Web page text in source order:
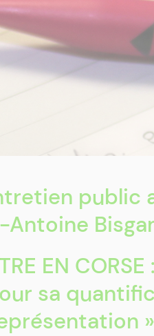
public
Antoine
EN
sa
»